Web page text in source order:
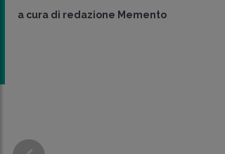
a cura di redazione Memento